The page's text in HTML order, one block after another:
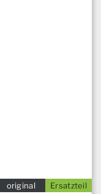
Ersatzteil
original